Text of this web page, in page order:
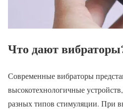
Что дают
Современные вибраторы
высокотехнологичные
разных типов стимуляции. При